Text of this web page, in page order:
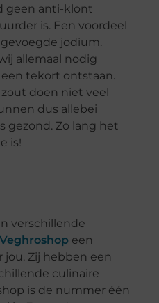
geen anti-klont
is. Een voordeel
jodium.
allemaal nodig
tekort ontstaan.
doen niet veel
dus allebei
gezond. Zo lang het
is!
verschillende
Veghroshopeen
Zij hebben een
culinaire
is de nummer één